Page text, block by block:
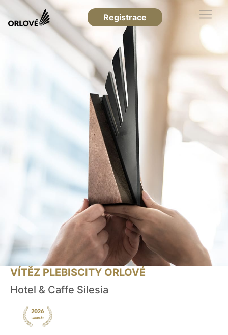
Registrace
VÍTĚZ PLEBISCITY ORLOVÉ
Hotel & Caffe Silesia